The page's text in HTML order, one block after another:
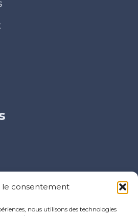
le consentement
nous utilisons des technologies